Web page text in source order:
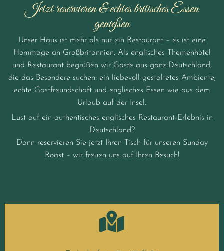
Jetzt reservieren & echtes britisches Essen
genießen
Unser Haus ist mehr als nur ein Restaurant – es ist eine
Hommage an Großbritannien. Als englisches Themenhotel
und Restaurant begrüßen wir Gäste aus ganz Deutschland,
die das Besondere suchen: ein liebevoll gestaltetes Ambiente,
echte Gastfreundschaft und englisches Essen wie aus dem
Urlaub auf der Insel.
Lust auf ein authentisches englisches Restaurant-Erlebnis in
Deutschland?
Dann reservieren Sie jetzt Ihren Tisch für unseren Sunday
Roast – wir freuen uns auf Ihren Besuch!